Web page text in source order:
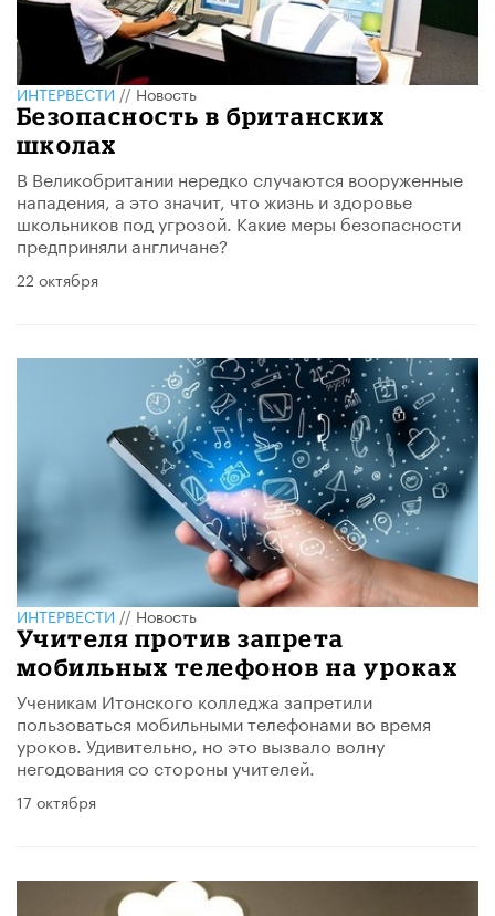
ИНТЕРВЕСТИ//Новость
Безопасность в британских
школах
В Великобритании нередко случаются вооруженные
нападения, а это значит, что жизнь и здоровье
школьников под угрозой. Какие меры безопасности
предприняли англичане?
22 октября
ИНТЕРВЕСТИ//Новость
Учителя против запрета
мобильных телефонов на уроках
Ученикам Итонского колледжа запретили
пользоваться мобильными телефонами во время
уроков. Удивительно, но это вызвало волну
негодования со стороны учителей.
17 октября